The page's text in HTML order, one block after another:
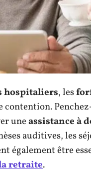
hospitaliers, les
contention.
uneassistance à
auditives, les
également être
retraite.